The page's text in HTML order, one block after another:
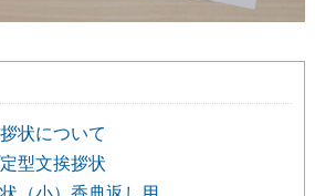
状について
型文挨拶状